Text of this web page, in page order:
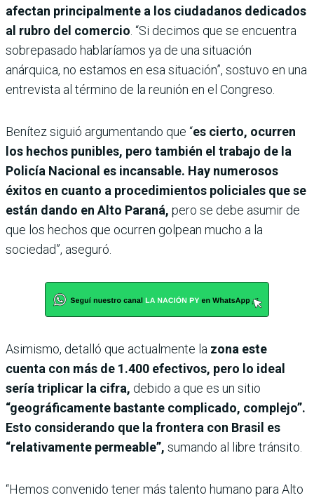
afectan principalmente a los ciudadanos dedicados
al rubro del comercio . “Si decimos que se encuentra
sobrepasado hablaríamos ya de una situación
anárquica, no estamos en esa situación”, sostuvo en una
entrevista al término de la reunión en el Congreso.
Benítez siguió argumentando que “es cierto, ocurren
los hechos punibles, pero también el trabajo de la
Policía Nacional es incansable. Hay numerosos
éxitos en cuanto a procedimientos policiales que se
están dando en Alto Paraná, pero se debe asumir de
que los hechos que ocurren golpean mucho a la
sociedad”, aseguró.
Asimismo, detalló que actualmente la zona este
cuenta con más de 1.400 efectivos, pero lo ideal
sería triplicar la cifra, debido a que es un sitio
“geográficamente bastante complicado, complejo”.
Esto considerando que la frontera con Brasil es
“relativamente permeable”, sumando al libre tránsito.
“Hemos convenido tener más talento humano para Alto